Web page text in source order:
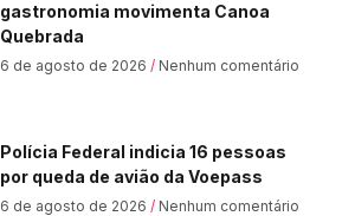
gastronomia movimenta Canoa
Quebrada
6 de agosto de 2026 Nenhum comentário
Polícia Federal indicia 16 pessoas
por queda de avião da Voepass
6 de agosto de 2026 Nenhum comentário